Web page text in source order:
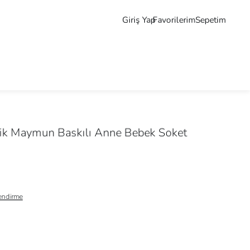
Giriş YapFavorilerimSepetim
Maymun Baskılı Anne Bebek Soket